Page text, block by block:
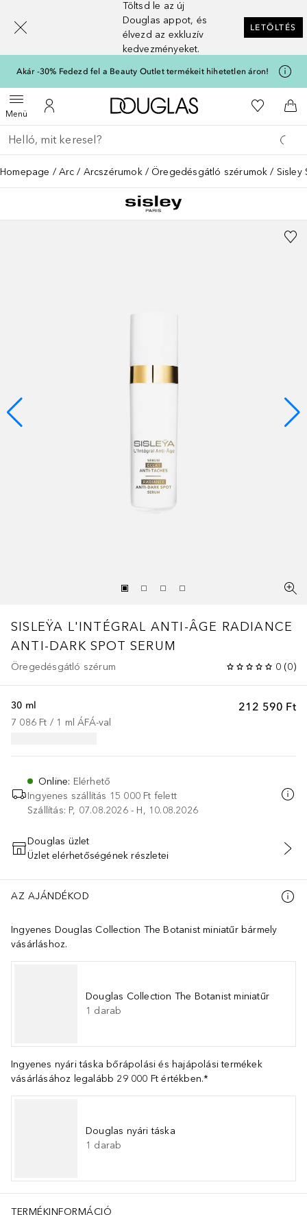
Töltsd le az új
Douglas appot, és
élvezd az exkluzív
kedvezményeket.
LETÖLTÉS
Akár -30% Fedezd fel a Beauty Outlet termékeit hihetetlen áron!
MenüMenü megnyitása
A fiókomhoz
A Douglas Főoldalra
A
Menj vissza
Keresés végrehajtása
Homepage Arc Arcszérumok Öregedésgátló szérumok Sisley
SISLEŸA L'INTÉGRAL ANTI-ÂGE RADIANCE
ANTI-DARK SPOT SERUM
Öregedésgátló szérum 0 (0)
212 590 Ft
30 ml
7 086 Ft / 1 ml ÁFÁ-val
Online: Elérhető
Ingyenes szállítás 15 000 Ft felett
Szállítás: P, 07.08.2026 - H, 10.08.2026
KOSÁRBA HELYEZÉS
Douglas üzlet
Üzlet elérhetőségének részletei
AZ AJÁNDÉKOD
Ingyenes Douglas Collection The Botanist miniatűr bármely
vásárláshoz.
Douglas Collection The Botanist miniatűr
1 darab
Ingyenes nyári táska bőrápolási és hajápolási termékek
vásárlásához legalább 29 000 Ft értékben.*
Douglas nyári táska
1 darab
TERMÉKINFORMÁCIÓ
[navigation.slideout.screenreader]